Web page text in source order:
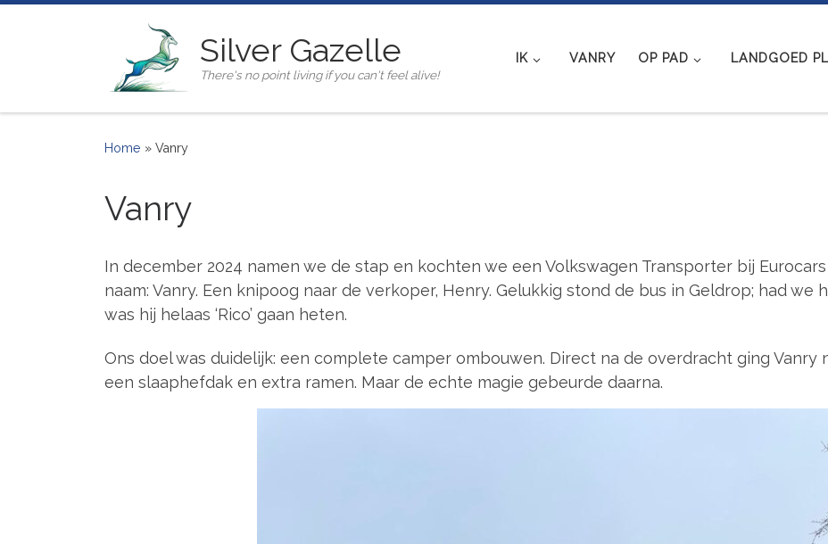
Silver Gazelle
There's no point living if you can't feel alive!
IK VANRY OP PAD LANDGOED
Home » Vanry
Vanry
In december 2024 namen we de stap en kochten we een Volkswagen Transporter bij
naam: Vanry. Een knipoog naar de verkoper, Henry. Gelukkig stond de bus in Geldrop; had we
was hij helaas ‘Rico’ gaan heten.
Ons doel was duidelijk: een complete camper ombouwen. Direct na de overdracht ging Vanry
een slaaphefdak en extra ramen. Maar de echte magie gebeurde daarna.